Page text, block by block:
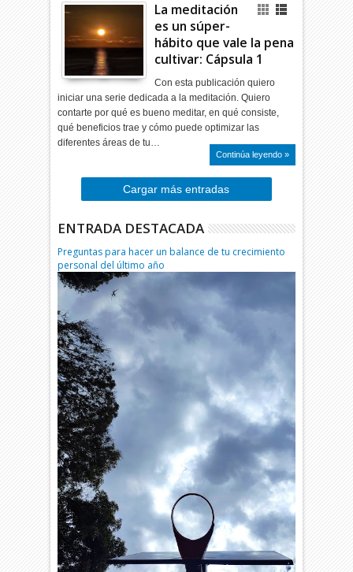
La meditación
es un súper-
hábito que vale la pena
cultivar: Cápsula 1
Con esta publicación quiero
iniciar una serie dedicada a la meditación. Quiero
contarte por qué es bueno meditar, en qué consiste,
qué beneficios trae y cómo puede optimizar las
diferentes áreas de tu…
Continúa leyendo »
Cargar más entradas
ENTRADA DESTACADA
Preguntas para hacer un balance de tu crecimiento
personal del último año